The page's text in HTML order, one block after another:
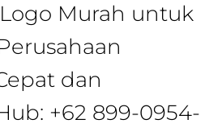
marketing,kotler
digital,marketing
digital social
Murah untuk
dan
+62 899-0954-